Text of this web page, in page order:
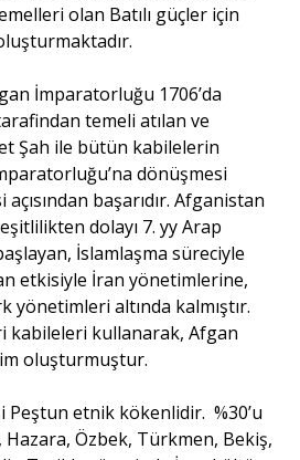
Sağlıkolan Batılı güçler için
İmparatorluğu 1706’da
temeli atılan ve
Şah ile bütün kabilelerin
dönüşmesi
başarıdır. Afganistan
dolayı 7. yy Arap
İslamlaşma süreciyle
etkisiyle İran yönetimlerine,
yönetimleri altında kalmıştır.
kabileleri kullanarak, Afgan
oluşturmuştur.
Peştun etnik kökenlidir. %30’u
Hazara, Özbek, Türkmen, Bekiş,